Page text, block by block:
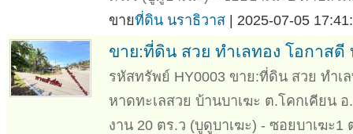
ขายที่ดิน นราธิวาส | 2025-07-05
ขาย:ที่ดิน สวย ทำเลทอง โอกาสดี
รหัสทรัพย์ HY0003 ขาย:ที่ดิน สวย ทำ
หาดทะเลสวย บ้านบาเฆะ ต.โคกเคียน
งาน 20 ตร.ว (บูดูบาเฆะ) - ซอยบาเฆะ1